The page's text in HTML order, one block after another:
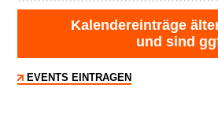
Kalendereinträge
und sind
EVENTS EINTRAGEN